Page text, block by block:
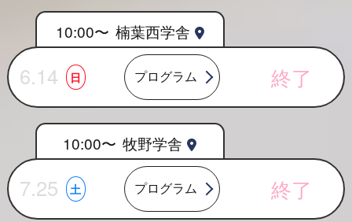
6.14 日
10:00〜 楠葉西学舎
プログラム 終了
7.25 土
10:00〜 牧野学舎
プログラム 終了